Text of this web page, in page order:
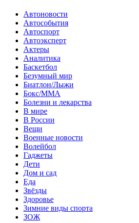
Автоновости
Автособытия
Автоспорт
Автоэксперт
Актеры
Аналитика
Баскетбол
Безумный мир
Биатлон/Лыжи
Бокс/MMA
Болезни и лекарства
В мире
В России
Вещи
Военные новости
Волейбол
Гаджеты
Дети
Дом и сад
Еда
Звёзды
Здоровье
Зимние виды спорта
ЗОЖ